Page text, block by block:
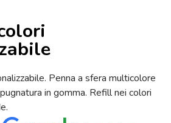
con LOGO, Matite, Pastelli,
Penna a sfera multicolore
in gomma. Refill nei colori